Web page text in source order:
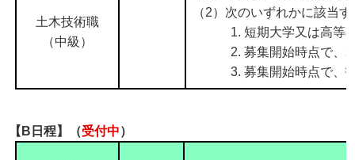
土木技術職
（中級）
（2）次のいずれかに該当
1. 短期大学又は高等専
2. 募集開始時点で、2級
3. 募集開始時点で、技術
【B日程】（受付中）